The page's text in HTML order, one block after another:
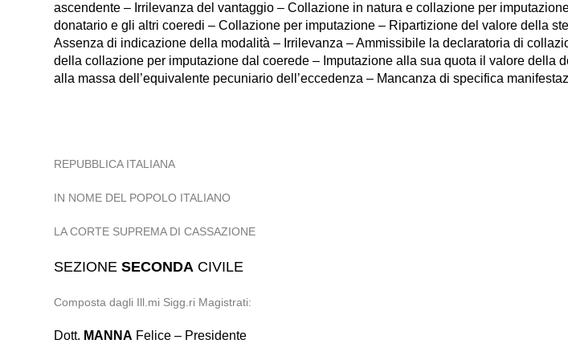
ascendente – Irrilevanza del vantaggio – Collazione in natura e collazione per
donatario e gli altri coeredi – Collazione per imputazione – Ripartizione del valore della
Assenza di indicazione della modalità – Irrilevanza – Ammissibile la declaratoria di
della collazione per imputazione dal coerede – Imputazione alla sua quota il valore della
alla massa dell’equivalente pecuniario dell’eccedenza – Mancanza di specifica
REPUBBLICA ITALIANA
IN NOME DEL POPOLO ITALIANO
LA CORTE SUPREMA DI CASSAZIONE
SEZIONESECONDA CIVILE
Composta dagli Ill.mi Sigg.ri Magistrati:
Dott. MANNA Felice – Presidente